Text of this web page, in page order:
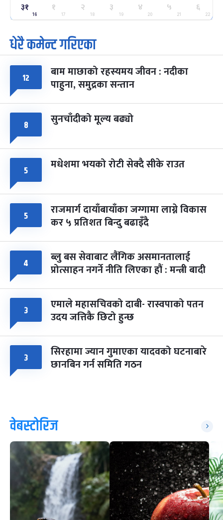
२५
मंगल
ग्याल्पो ल्होसार
फाल्गुन २५, २०८३ Mar 9, 2027
७ महिना बाँकी
७
आइत
पूर्णिमा व्रत
चैत्र ७, २०८३-Mar 21, 2027
८ फागुपूर्णिमा
चैत्र ८, २०८३-Mar 22, 2027
७ महिना बाँकी
३१
16
१
17
२
18
३
19
४
20
५
21
६
22
धेरै कमेन्ट गरिएका
१२ बाम माछाको रहस्यमय जीवन : नदीका
पाहुना, समुद्रका सन्तान
८ सुनचाँदीको मूल्य बढ्यो
५ मधेशमा भयको रोटी सेक्दै सीके राउत
५ राजमार्ग दायाँबायाँका जग्गामा लाग्ने विकास
कर ५ प्रतिशत बिन्दु बढाइँदै
४ ब्लु बस सेवाबाट लैंगिक असमानतालाई
प्रोत्साहन नगर्ने नीति लिएका हौं : मन्त्री बादी
३ एमाले महासचिवको दाबी- रास्वपाको पतन
उदय जत्तिकै छिटो हुन्छ
३ सिरहामा ज्यान गुमाएका यादवको घटनाबारे
छानबिन गर्न समिति गठन
वेबस्टोरिज